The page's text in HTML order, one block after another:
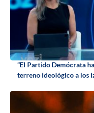
“El Partido Demócrata
terreno ideológico a los